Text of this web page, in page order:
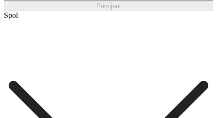
Primijeni
Spol